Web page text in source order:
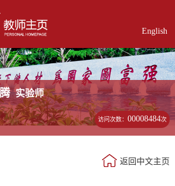
English
实验师
访问次数：00008484次
返回中文主页